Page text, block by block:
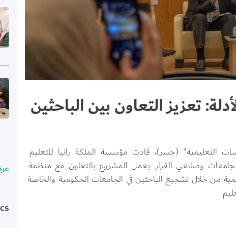
تعزيز التعاون بين الباحثين
التعليمية" (جسر)، قادت مؤسسة الملكة رانيا للتعليم
وصانعي القرار. يعمل المشروع بالتعاون مع منظمة
من خلال تشجيع الباحثين في الجامعات الحكومية والخاصة